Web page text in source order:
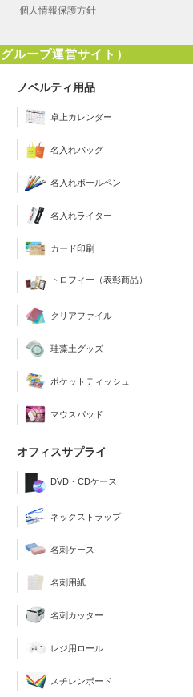
個人情報保護方針
ループ運営サイト）
ノベルティ用品
卓上カレンダー
名入れバッグ
名入れボールペン
名入れライター
カード印刷
トロフィー（表彰商品）
クリアファイル
珪藻土グッズ
ポケットティッシュ
マウスパッド
オフィスサプライ
DVD・CDケース
ネックストラップ
名刺ケース
名刺用紙
名刺カッター
レジ用ロール
スチレンボード